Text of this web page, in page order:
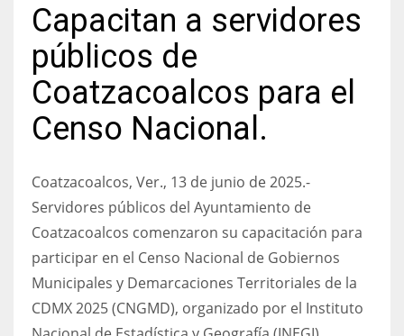
Capacitan a servidores
públicos de
Coatzacoalcos para el
Censo Nacional.
Coatzacoalcos, Ver., 13 de junio de 2025.-
Servidores públicos del Ayuntamiento de
Coatzacoalcos comenzaron su capacitación para
participar en el Censo Nacional de Gobiernos
Municipales y Demarcaciones Territoriales de la
CDMX 2025 (CNGMD), organizado por el Instituto